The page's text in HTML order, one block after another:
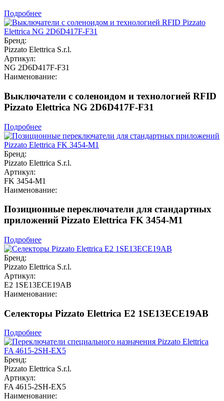
Подробнее
Бренд:
Pizzato Elettrica S.r.l.
Артикул:
NG 2D6D417F-F31
Наименование:
Выключатели с соленоидом и технологией RFID
Pizzato Elettrica NG 2D6D417F-F31
Подробнее
Бренд:
Pizzato Elettrica S.r.l.
Артикул:
FK 3454-M1
Наименование:
Позиционные переключатели для стандартных
приложений Pizzato Elettrica FK 3454-M1
Подробнее
Бренд:
Pizzato Elettrica S.r.l.
Артикул:
E2 1SE13ECE19AB
Наименование:
Селекторы Pizzato Elettrica E2 1SE13ECE19AB
Подробнее
Бренд:
Pizzato Elettrica S.r.l.
Артикул:
FA 4615-2SH-EX5
Наименование: